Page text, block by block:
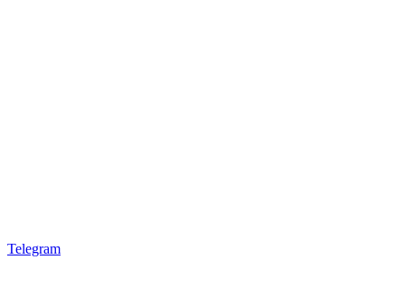
Telegram